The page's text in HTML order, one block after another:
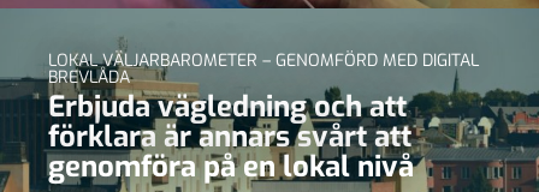
LOKAL VÄLJARBAROMETER – GENOMFÖRD MED DIGITAL
BREVLÅDA
Erbjuda vägledning och att
förklara är annars svårt att
genomföra på en lokal nivå